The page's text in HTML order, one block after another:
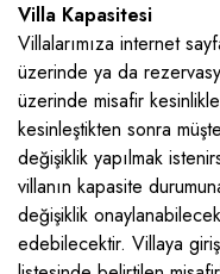
Villa Kapasitesi
Villalarımıza internet
üzerinde ya da
üzerinde misafir
kesinleştikten sonra
değişiklik yapılmak
villanın kapasite
değişiklik
edebilecektir. Villaya